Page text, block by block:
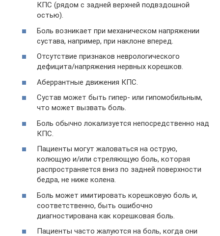
КПС (рядом с задней верхней подвздошной
остью).
Боль возникает при механическом напряжении
сустава, например, при наклоне вперед.
Отсутствие признаков неврологического
дефицита/напряжения нервных корешков.
Аберрантные движения КПС.
Сустав может быть гипер- или гипомобильным,
что может вызвать боль.
Боль обычно локализуется непосредственно над
КПС.
Пациенты могут жаловаться на острую,
колющую и/или стреляющую боль, которая
распространяется вниз по задней поверхности
бедра, не ниже колена.
Боль может имитировать корешковую боль и,
соответственно, быть ошибочно
диагностирована как корешковая боль.
Пациенты часто жалуются на боль, когда они